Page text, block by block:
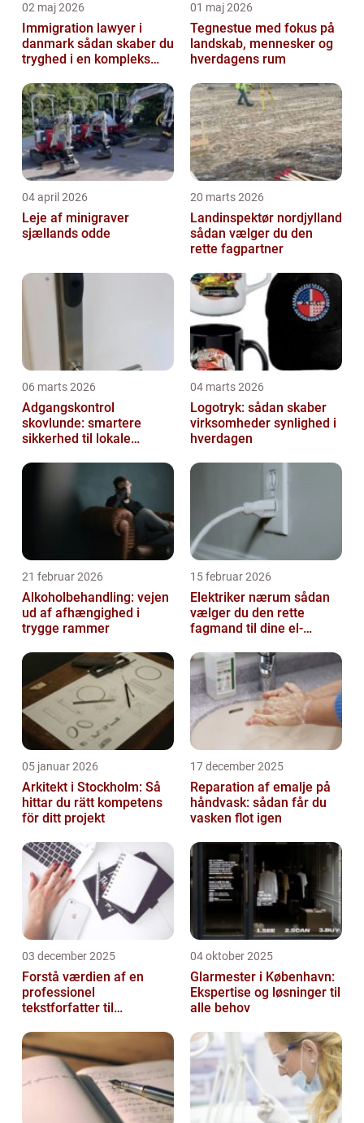
02 maj 2026
Immigration lawyer i
danmark sådan skaber du
tryghed i en kompleks
01 maj 2026
Tegnestue med fokus på
landskab, mennesker og
hverdagens rum
04 april 2026
Leje af minigraver
sjællands odde
20 marts 2026
Landinspektør nordjylland
sådan vælger du den
rette fagpartner
06 marts 2026
Adgangskontrol
skovlunde: smartere
sikkerhed til lokale
04 marts 2026
Logotryk: sådan skaber
virksomheder synlighed i
hverdagen
21 februar 2026
Alkoholbehandling: vejen
ud af afhængighed i
trygge rammer
15 februar 2026
Elektriker nærum sådan
vælger du den rette
fagmand til dine el-
05 januar 2026
Arkitekt i Stockholm: Så
hittar du rätt kompetens
för ditt projekt
17 december 2025
Reparation af emalje på
håndvask: sådan får du
vasken flot igen
03 december 2025
Forstå værdien af en
professionel
tekstforfatter til
04 oktober 2025
Glarmester i København:
Ekspertise og løsninger til
alle behov